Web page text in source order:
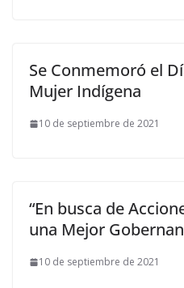
Se Conmemoró el
Mujer Indígena
10 de septiembre de 2021
“En busca de
una Mejor
10 de septiembre de 2021